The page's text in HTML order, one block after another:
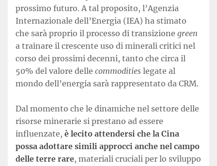
prossimo futuro. A tal proposito, l’Agenzia
Internazionale dell’Energia (IEA) ha stimato
che sarà proprio il processo di transizione green
a trainare il crescente uso di minerali critici nel
corso dei prossimi decenni, tanto che circa il
50% del valore delle commodities legate al
mondo dell’energia sarà rappresentato da CRM.
Dal momento che le dinamiche nel settore delle
risorse minerarie si prestano ad essere
influenzate, è lecito attendersi che la Cina
possa adottare simili approcci anche nel campo
delle terre rare, materiali cruciali per lo sviluppo